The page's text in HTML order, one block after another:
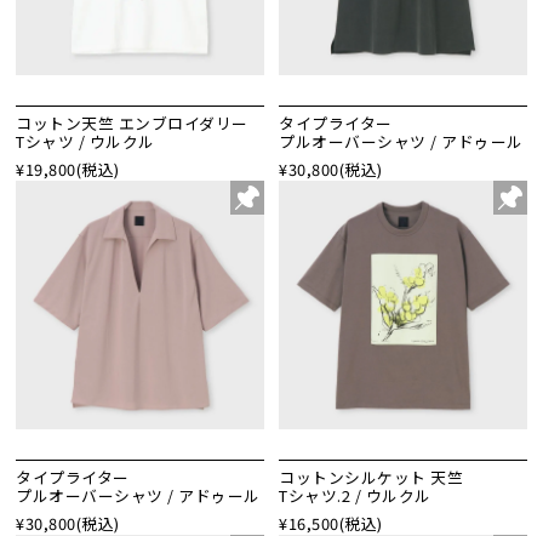
コットン天竺 エンブロイダリー
Tシャツ / ウルクル
¥19,800(税込)
タイプライター
プルオーバーシャツ / アドゥール
¥30,800(税込)
タイプライター
プルオーバーシャツ / アドゥール
¥30,800(税込)
コットンシルケット 天竺
Tシャツ.2 / ウルクル
¥16,500(税込)